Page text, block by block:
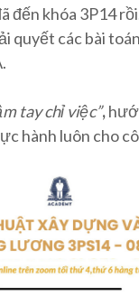
đến khóa 3P14
quyết các bài
tay chỉ việc”,
hành luôn cho